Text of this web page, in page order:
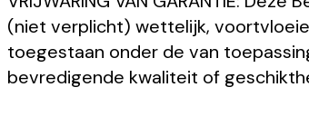
(niet verplicht) wettelijk,
toegestaan onder de van
bevredigende kwaliteit of